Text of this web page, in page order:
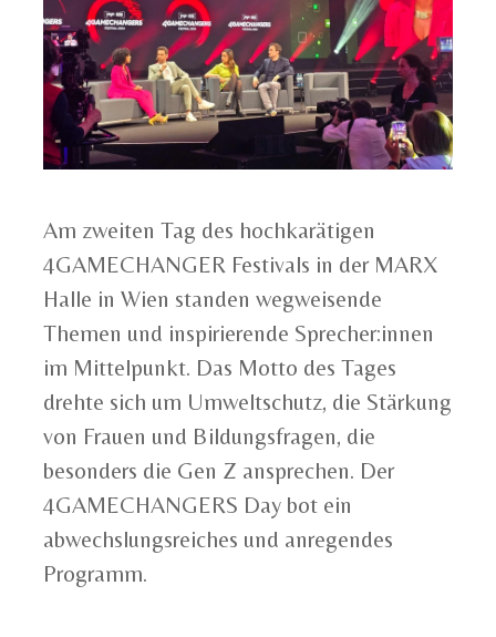
Am zweiten Tag des hochkarätigen
4GAMECHANGER Festivals in der MARX
Halle in Wien standen wegweisende
Themen und inspirierende Sprecher:innen
im Mittelpunkt. Das Motto des Tages
drehte sich um Umweltschutz, die Stärkung
von Frauen und Bildungsfragen, die
besonders die Gen Z ansprechen. Der
4GAMECHANGERS Day bot ein
abwechslungsreiches und anregendes
Programm.